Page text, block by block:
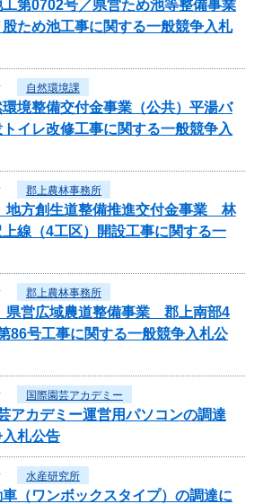
工第0702号／県営ため池等整備事業
ため池工事に関する一般競争入札
自然環境課
環境整備交付金事業（公共）平湯バ
イレ改修工事に関する一般競争入
郡上農林事務所
地方創生道整備推進交付金事業 林
線（4工区）開設工事に関する一
郡上農林事務所
県営広域農道整備事業 郡上南部4
号工事に関する一般競争入札公
国際園芸アカデミー
アカデミー運営用パソコンの調達
札公告
水産研究所
（ワンボックスタイプ）の調達に